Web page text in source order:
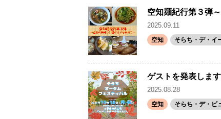
空知麺紀行第３弾
2025.09.11
空知 そらち・デ・イ
ゲストを発表しま
2025.08.28
空知 そらち・デ・ビ